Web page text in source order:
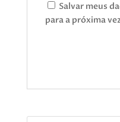
Salvar meus
para a próxima